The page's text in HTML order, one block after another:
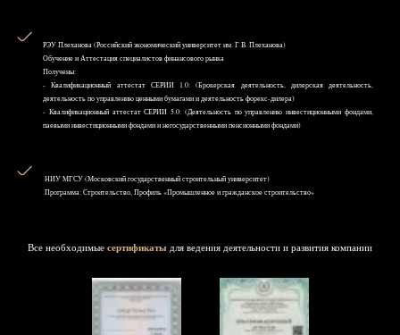
РЭУ Плеханова (Российский экономический университет им. Г.В. Плеханова)
Обучение и Аттестация специалистов финансового рынка
Получены:
- Квалификационный аттестат СЕРИИ 1.0: (Брокерская деятельность, дилерская деятельность,
деятельность по управлению ценными бумагами и деятельность форекс-дилера)
- Квалификационный аттестат СЕРИИ 5.0: (Деятельность по управлению инвестиционными фондами,
паевыми инвестиционными фондами и негосударственными пенсионными фондами)
НИУ MГСУ (Московский государственный строительный университет)
Программа: Строительство, Профиль «Промышленное и гражданское строительство»
Все необходимые сертификаты для ведения деятельности и развития компании